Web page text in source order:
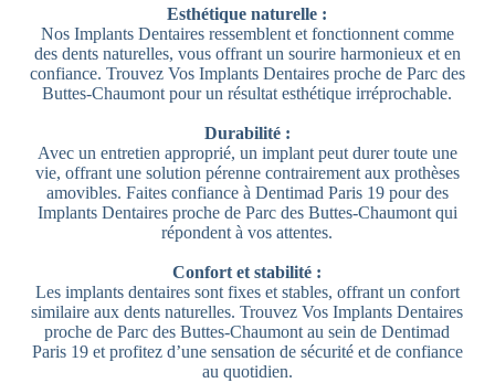
Esthétique naturelle :
Nos Implants Dentaires ressemblent et fonctionnent comme
des dents naturelles, vous offrant un sourire harmonieux et en
confiance. Trouvez Vos Implants Dentaires proche de Parc des
Buttes-Chaumont pour un résultat esthétique irréprochable.
Durabilité :
Avec un entretien approprié, un implant peut durer toute une
vie, offrant une solution pérenne contrairement aux prothèses
amovibles. Faites confiance à Dentimad Paris 19 pour des
Implants Dentaires proche de Parc des Buttes-Chaumont qui
répondent à vos attentes.
Confort et stabilité :
Les implants dentaires sont fixes et stables, offrant un confort
similaire aux dents naturelles. Trouvez Vos Implants Dentaires
proche de Parc des Buttes-Chaumont au sein de Dentimad
Paris 19 et profitez d’une sensation de sécurité et de confiance
au quotidien.